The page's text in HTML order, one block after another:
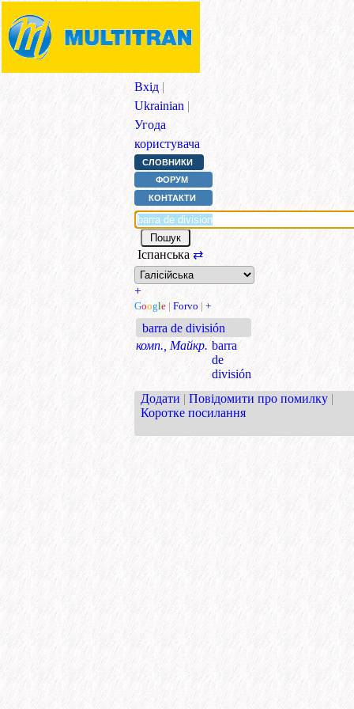
Вхід |
Ukrainian |
Угода
користувача
СЛОВНИКИ
ФОРУМ
КОНТАКТИ
Іспанська ⇄
+
Google | Forvo | +
barra de división
комп., Майкр. barra
de
división
Додати | Повідомити про помилку |
Коротке посилання